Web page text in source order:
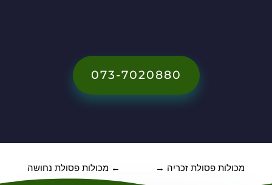
073-7020880
←מכולות פסולת נחושה מכולות פסולת זכריה →